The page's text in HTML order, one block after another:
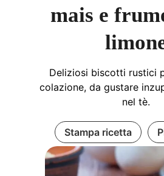
mais e
Deliziosi biscotti rustici
colazione, da gustare
nel tè.
Stampa ricetta